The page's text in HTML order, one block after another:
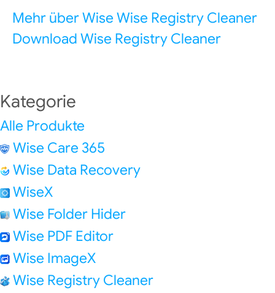
Mehr über Wise Wise Registry Cleaner
Download Wise Registry Cleaner
Kategorie
Alle Produkte
Wise Care 365
Wise Data Recovery
WiseX
Wise Folder Hider
Wise PDF Editor
Wise ImageX
Wise Registry Cleaner